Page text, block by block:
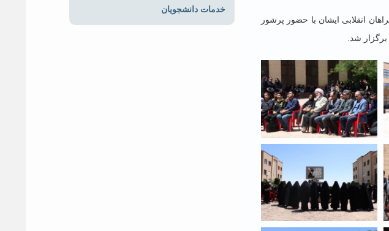
انقلابی ایشان با حضور پرشور
شد.
خدمات دانشجویان